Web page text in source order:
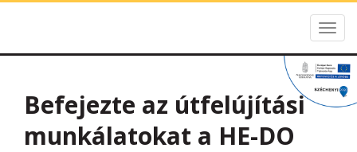
Befejezte az útfelújítási
munkálatokat a HE-DO